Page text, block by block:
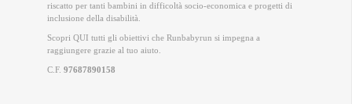
riscatto per tanti bambini in difficoltà socio-economica e progetti di
inclusione della disabilità.
Scopri QUI tutti gli obiettivi che Runbabyrun si impegna a
raggiungere grazie al tuo aiuto.
C.F. 97687890158